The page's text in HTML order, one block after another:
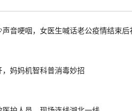
音哽咽，女医生喊话老公疫情结束后
妈妈机智科普消毒妙招